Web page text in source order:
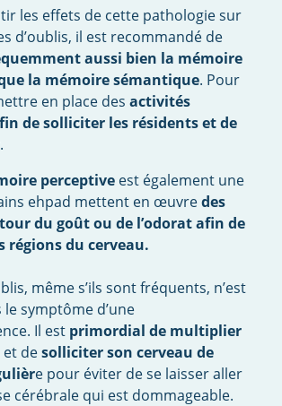
les effets de cette pathologie sur
d’oublis, il est recommandé de
aussi bien la mémoire
la mémoire sémantique. Pour
en place des activités
de solliciter les résidents et de
.
perceptive est également une
ehpad mettent en œuvredes
du goût ou de l’odorat afin de
régions du cerveau.
même s’ils sont fréquents, n’est
symptôme d’une
Il est primordial de multiplier
et desolliciter son cerveau de
e pour éviter de se laisser aller
cérébrale qui est dommageable.